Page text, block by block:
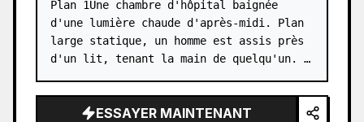
Plan 1Une chambre d'hôpital baignée
d'une lumière chaude d'après-midi. Plan
large statique, un homme est assis près
d'un lit, tenant la main de quelqu'un. …
ESSAYER MAINTENANT